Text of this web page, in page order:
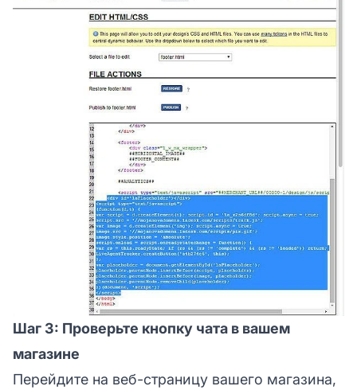
Шаг 3: Проверьте кнопку чата в вашем
магазине
Перейдите на веб-страницу вашего магазина,